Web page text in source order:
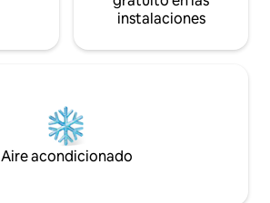
instalaciones
Aire acondicionado